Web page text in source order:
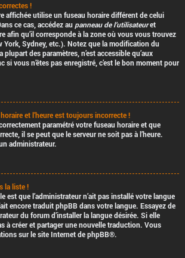
!
affichée utilise un fuseau horaire différent de celui
ce cas, accédez au panneau de l’utilisateuret
afin qu’il corresponde à la zone où vous vous trouvez
York, Sydney, etc.). Notez que la modification du
des paramètres, n’est accessible qu’aux
si vous n’êtes pas enregistré, c’est le bon moment pour
et l’heure est toujours incorrecte !
paramétré votre fuseau horaire et que
il se peut que le serveur ne soit pas à l’heure.
administrateur.
la liste !
est que l’administrateur n’ait pas installé votre langue
encore traduit phpBB dans votre langue. Essayez de
du forum d’installer la langue désirée. Si elle
à créer et partager une nouvelle traduction. Vous
sur le site Internet dephpBB®.